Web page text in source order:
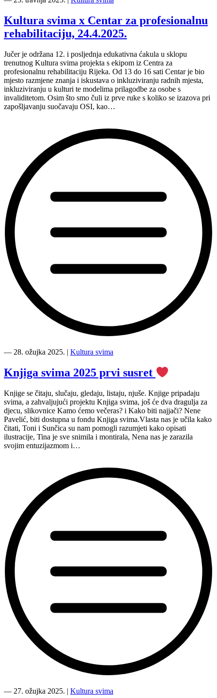
svima,
Peti
ansambl,
Kultura svima x Centar za profesionalnu
rehabilitaciju, 24.4.2025.
Jučer je održana 12. i posljednja edukativna ćakula u sklopu
trenutnog Kultura svima projekta s ekipom iz Centra za
profesionalnu rehabilitaciju Rijeka. Od 13 do 16 sati Centar je bio
mjesto razmjene znanja i iskustava o inkluziviranju radnih mjesta,
inkluziviranju u kulturi te modelima prilagodbe za osobe s
invaliditetom. Osim što smo čuli iz prve ruke s koliko se izazova pri
zapošljavanju suočavaju OSI, kao…
svima
Centar
za
rehabilitaciju,
24.4.2025.”
― 28. ožujka 2025. | Kultura svima
Knjiga svima 2025 prvi susret
Knjige se čitaju, slučaju, gledaju, listaju, njuše. Knjige pripadaju
svima, a zahvaljujući projektu Knjiga svima, još će dva dragulja za
djecu, slikovnice Kamo ćemo večeras? i Kako biti najjači? Nene
Pavelić, biti dostupna u fondu Knjiga svima.Vlasta nas je učila kako
čitati, Toni i Sunčica su nam pomogli razumjeti kako opisati
ilustracije, Tina je sve snimila i montirala, Nena nas je zarazila
svojim entuzijazmom i…
svima
― 27. ožujka 2025. | Kultura svima